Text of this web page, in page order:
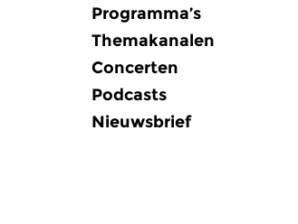
Programma’s
Themakanalen
Concerten
Podcasts
Nieuwsbrief